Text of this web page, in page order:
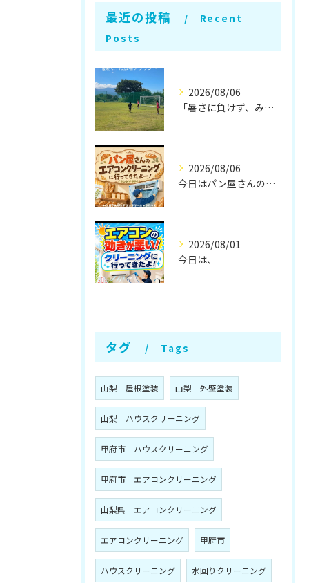
最近の投稿
Recent
Posts
2026/08/06
「暑さに負けず、みんなでレベルアップラク！⚽🔥」
2026/08/06
今日はパン屋さんのエアコンクリーニングに行ってきたラク〜🥐✨
2026/08/01
今日は、
タグ Tags
山梨 屋根塗装 山梨 外壁塗装
山梨 ハウスクリーニング
甲府市 ハウスクリーニング
甲府市 エアコンクリーニング
山梨県 エアコンクリーニング
エアコンクリーニング 甲府市
ハウスクリーニング 水回りクリーニング